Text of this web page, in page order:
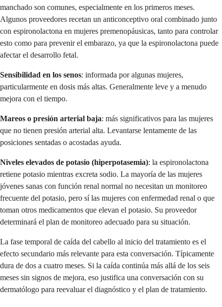
manchado son comunes, especialmente en los primeros meses.
Algunos proveedores recetan un anticonceptivo oral combinado junto
con espironolactona en mujeres premenopáusicas, tanto para controlar
esto como para prevenir el embarazo, ya que la espironolactona puede
afectar el desarrollo fetal.
Sensibilidad en los senos: informada por algunas mujeres,
particularmente en dosis más altas. Generalmente leve y a menudo
mejora con el tiempo.
Mareos o presión arterial baja: más significativos para las mujeres
que no tienen presión arterial alta. Levantarse lentamente de las
posiciones sentadas o acostadas ayuda.
Niveles elevados de potasio (hiperpotasemia): la espironolactona
retiene potasio mientras excreta sodio. La mayoría de las mujeres
jóvenes sanas con función renal normal no necesitan un monitoreo
frecuente del potasio, pero sí las mujeres con enfermedad renal o que
toman otros medicamentos que elevan el potasio. Su proveedor
determinará el plan de monitoreo adecuado para su situación.
La fase temporal de caída del cabello al inicio del tratamiento es el
efecto secundario más relevante para esta conversación. Típicamente
dura de dos a cuatro meses. Si la caída continúa más allá de los seis
meses sin signos de mejora, eso justifica una conversación con su
dermatólogo para reevaluar el diagnóstico y el plan de tratamiento.